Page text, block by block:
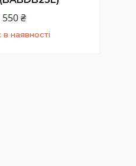
550 ₴
наявності